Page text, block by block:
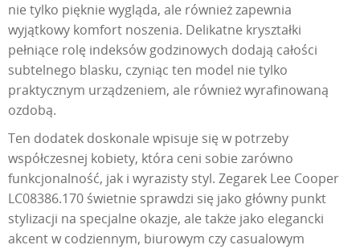
nie tylko pięknie wygląda, ale również zapewnia
wyjątkowy komfort noszenia. Delikatne kryształki
pełniące rolę indeksów godzinowych dodają całości
subtelnego blasku, czyniąc ten model nie tylko
praktycznym urządzeniem, ale również wyrafinowaną
ozdobą.
Ten dodatek doskonale wpisuje się w potrzeby
współczesnej kobiety, która ceni sobie zarówno
funkcjonalność, jak i wyrazisty styl. Zegarek Lee Cooper
LC08386.170 świetnie sprawdzi się jako główny punkt
stylizacji na specjalne okazje, ale także jako elegancki
akcent w codziennym, biurowym czy casualowym